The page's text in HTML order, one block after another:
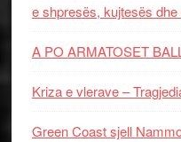
e shpresës, kujtesës dhe
A PO ARMATOSET
Kriza e vlerave –
Green Coast sjell